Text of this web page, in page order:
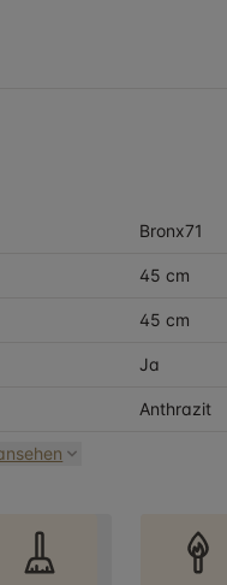
Bronx71
45 cm
45 cm
Ja
Anthrazit